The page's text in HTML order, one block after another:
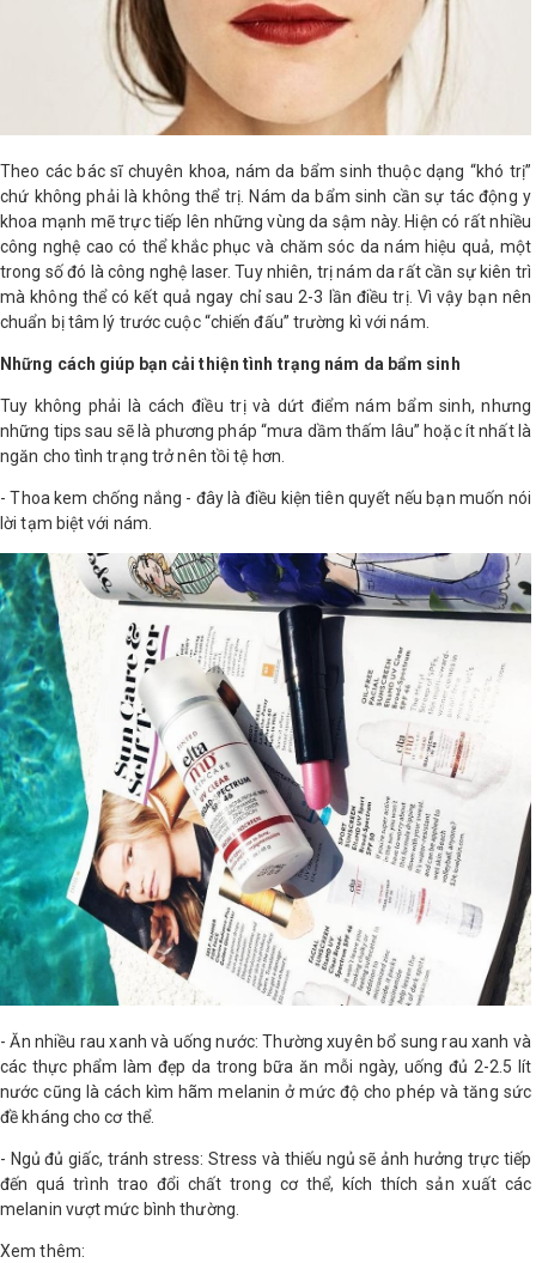
Theo các bác sĩ chuyên khoa, nám da bẩm sinh thuộc dạng “khó trị”
chứ không phải là không thể trị. Nám da bẩm sinh cần sự tác động y
khoa mạnh mẽ trực tiếp lên những vùng da sậm này. Hiện có rất nhiều
công nghệ cao có thể khắc phục và chăm sóc da nám hiệu quả, một
trong số đó là công nghệ laser. Tuy nhiên, trị nám da rất cần sự kiên trì
mà không thể có kết quả ngay chỉ sau 2-3 lần điều trị. Vì vậy bạn nên
chuẩn bị tâm lý trước cuộc “chiến đấu” trường kì với nám.
Những cách giúp bạn cải thiện tình trạng nám da bẩm sinh
Tuy không phải là cách điều trị và dứt điểm nám bẩm sinh, nhưng
những tips sau sẽ là phương pháp “mưa dầm thấm lâu” hoặc ít nhất là
ngăn cho tình trạng trở nên tồi tệ hơn.
- Thoa kem chống nắng - đây là điều kiện tiên quyết nếu bạn muốn nói
lời tạm biệt với nám.
- Ăn nhiều rau xanh và uống nước: Thường xuyên bổ sung rau xanh và
các thực phẩm làm đẹp da trong bữa ăn mỗi ngày, uống đủ 2-2.5 lít
nước cũng là cách kìm hãm melanin ở mức độ cho phép và tăng sức
đề kháng cho cơ thể.
- Ngủ đủ giấc, tránh stress: Stress và thiếu ngủ sẽ ảnh hưởng trực tiếp
đến quá trình trao đổi chất trong cơ thể, kích thích sản xuất các
melanin vượt mức bình thường.
Xem thêm: